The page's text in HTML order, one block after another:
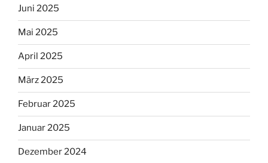
Juni 2025
Mai 2025
April 2025
März 2025
Februar 2025
Januar 2025
Dezember 2024